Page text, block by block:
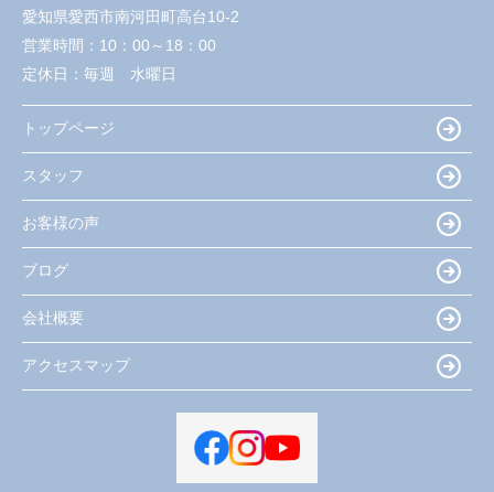
愛知県愛西市南河田町高台10-2
営業時間： 10：00～18：00
定休日： 毎週 水曜日
トップページ
スタッフ
お客様の声
ブログ
会社概要
アクセスマップ